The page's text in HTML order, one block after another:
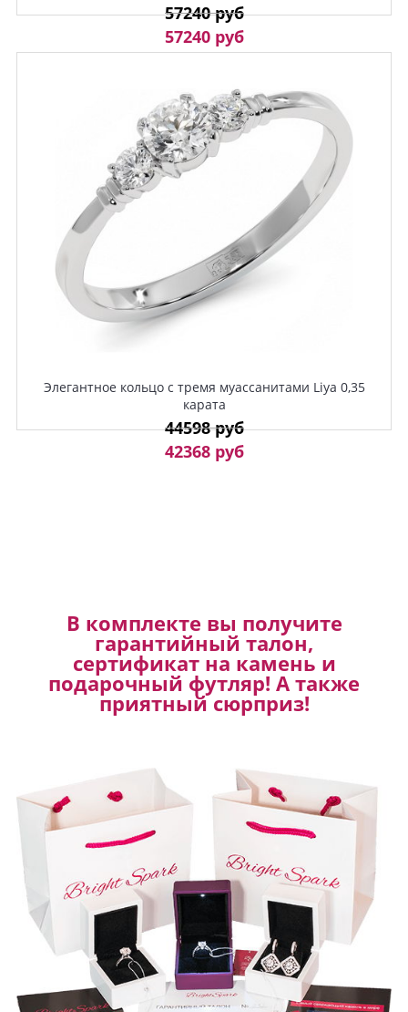
57240 руб
57240 руб
Элегантное кольцо с тремя муассанитами Liya 0,35
карата
44598 руб
42368 руб
В комплекте вы получите
гарантийный талон,
сертификат на камень и
подарочный футляр! А также
приятный сюрприз!